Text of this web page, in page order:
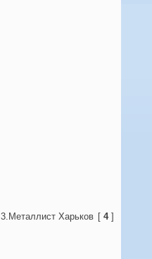
3.Металлист Харьков [ 4]